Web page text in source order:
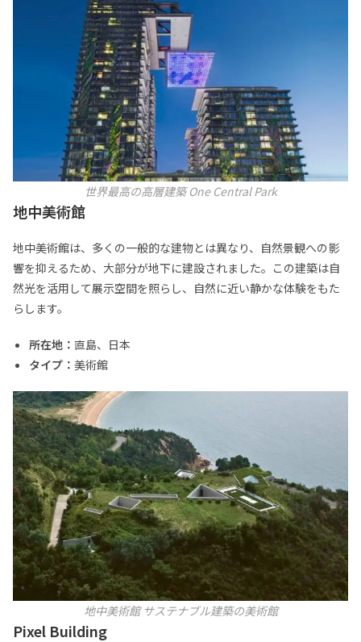
世界最高の高層建築 One Central Park
地中美術館
地中美術館は、多くの一般的な建物とは異なり、自然景観への影
響を抑えるため、大部分が地下に建設されました。この建築は自
然光を活用して展示空間を照らし、自然に近い静かな体験をもた
らします。
所在地： 直島、日本
タイプ： 美術館
地中美術館 サステナブル建築の美術館
Pixel Building